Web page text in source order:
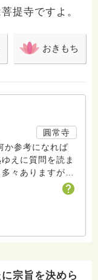
提寺ですよ。
おきもち
圓常寺
か参考になれば
えに質問を読ま
々ありますがお
解釈もあり、場
ることもあると
紹介ページに
どなたでも気兼
坊さんがもっと
宗旨を決めら